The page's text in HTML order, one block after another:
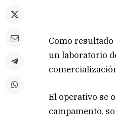
Como
un laboratorio
El operativo se
campamento,